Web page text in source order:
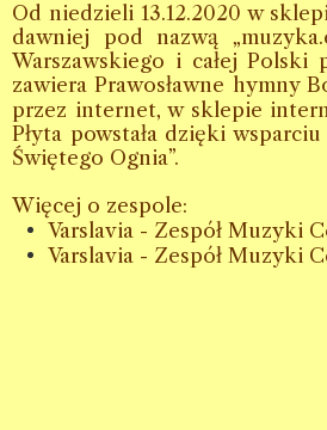
Od niedzieli 13.12.2020 w
dawniej pod nazwą
Warszawskiego i całej
zawiera Prawosławne hymny
przez internet, w sklepie
Płyta powstała dzięki
Świętego Ognia”.
Więcej o zespole:
Varslavia - Zespół Muzyki
Varslavia - Zespół Muzyki